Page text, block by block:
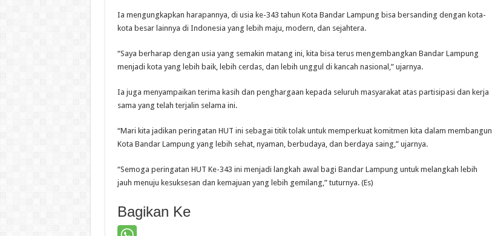
Ia mengungkapkan harapannya, di usia ke-343 tahun Kota Bandar Lampung bisa bersanding dengan kota-
kota besar lainnya di Indonesia yang lebih maju, modern, dan sejahtera.
“Saya berharap dengan usia yang semakin matang ini, kita bisa terus mengembangkan Bandar Lampung
menjadi kota yang lebih baik, lebih cerdas, dan lebih unggul di kancah nasional,” ujarnya.
Ia juga menyampaikan terima kasih dan penghargaan kepada seluruh masyarakat atas partisipasi dan kerja
sama yang telah terjalin selama ini.
“Mari kita jadikan peringatan HUT ini sebagai titik tolak untuk memperkuat komitmen kita dalam membangun
Kota Bandar Lampung yang lebih sehat, nyaman, berbudaya, dan berdaya saing,” ujarnya.
“Semoga peringatan HUT Ke-343 ini menjadi langkah awal bagi Bandar Lampung untuk melangkah lebih
jauh menuju kesuksesan dan kemajuan yang lebih gemilang,” tuturnya. (Es)
Bagikan Ke